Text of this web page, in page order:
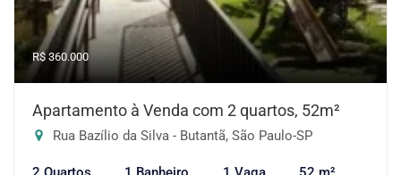
R$ 360.000
Apartamento à Venda com 2 quartos, 52m²
Rua Bazílio da Silva - Butantã, São Paulo-SP